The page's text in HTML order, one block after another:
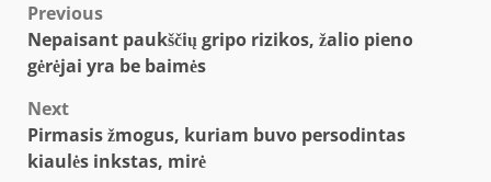
Post
navigation
Previous
Nepaisant paukščių gripo rizikos, žalio pieno
gėrėjai yra be baimės
Next
Pirmasis žmogus, kuriam buvo persodintas
kiaulės inkstas, mirė